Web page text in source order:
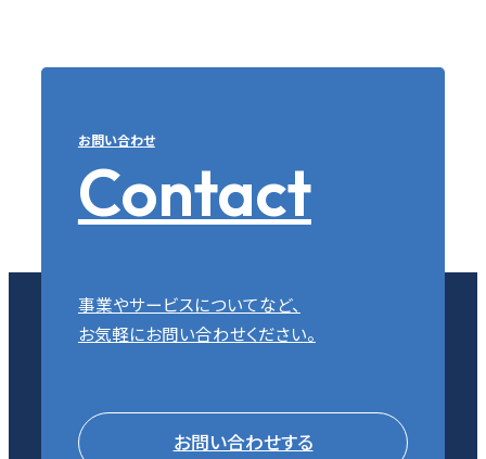
お問い合わせ
Contact
事業やサービスについてなど、
お気軽にお問い合わせください。
お問い合わせする